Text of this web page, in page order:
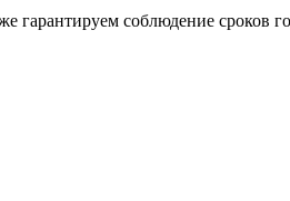
соблюдение сроков